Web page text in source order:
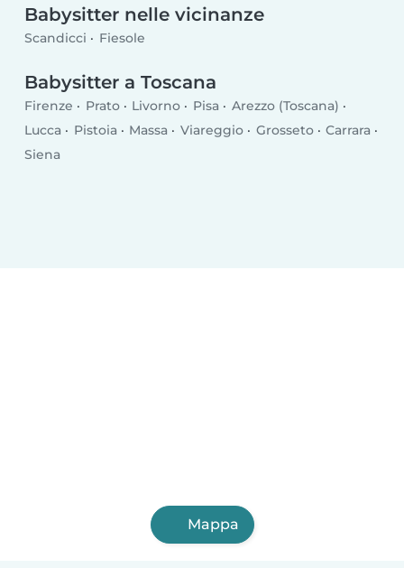
Babysitter nelle vicinanze
Scandicci Fiesole
Babysitter a Toscana
Firenze Prato Livorno Pisa
Arezzo (Toscana)
Lucca
Pistoia Massa Viareggio Grosseto
Carrara
Siena
Mappa